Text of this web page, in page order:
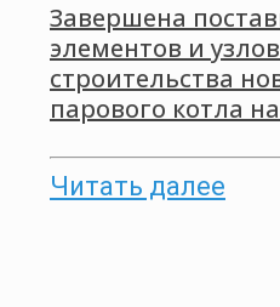
Завершена
элементов и
строительства
парового котла
Читать далее